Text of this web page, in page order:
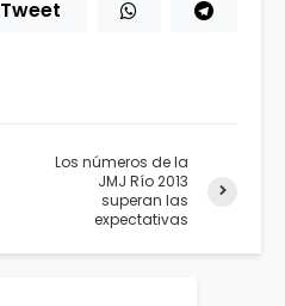
Tweet
Los números de la
JMJ Río 2013
superan las
expectativas